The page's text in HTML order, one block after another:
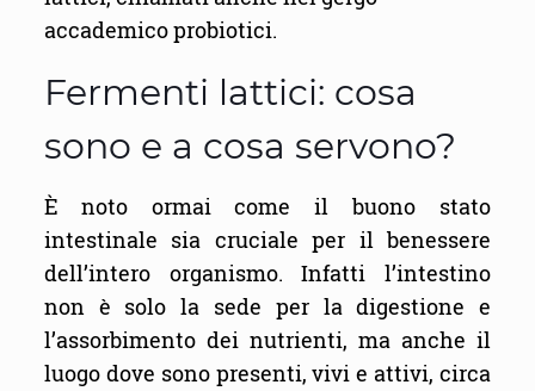
accademico probiotici.
Fermenti lattici: cosa
sono e a cosa servono?
È noto ormai come il buono stato
intestinale sia cruciale per il benessere
dell’intero organismo. Infatti l’intestino
non è solo la sede per la digestione e
l’assorbimento dei nutrienti, ma anche il
luogo dove sono presenti, vivi e attivi, circa